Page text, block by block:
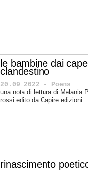
le bambine dai
clandestino
20.09.2022 - Poems
una nota di lettura di Melania
rossi edito da Capire edizioni
rinascimento